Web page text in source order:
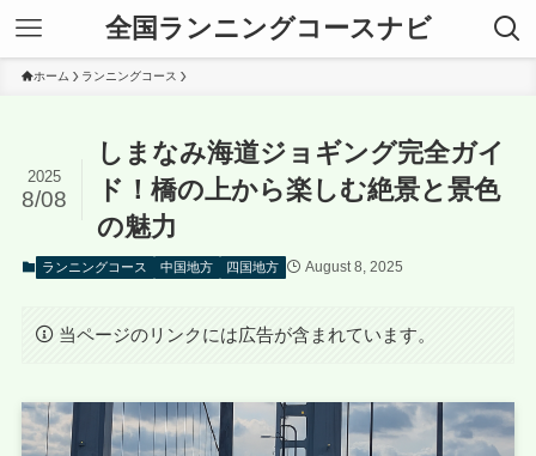
全国ランニングコースナビ
ホーム ランニングコース
しまなみ海道ジョギング完全ガイ
ド！橋の上から楽しむ絶景と景色
の魅力
2025
8/08
ランニングコース 中国地方 四国地方 August 8, 2025
当ページのリンクには広告が含まれています。